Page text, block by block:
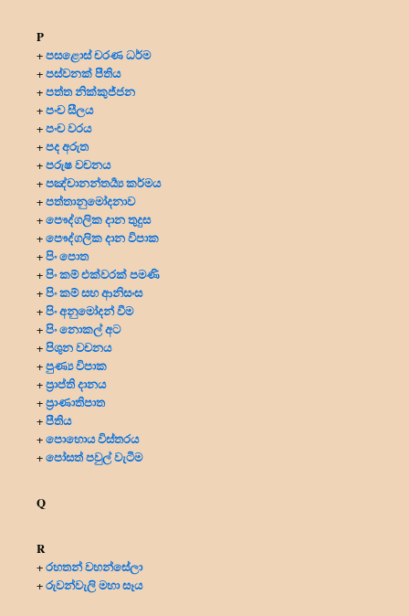
P
+පසළොස් චරණ ධර්ම
+පස්වනක් පීතිය
+පත්ත නික්කුජ්ජන
+පංච සීලය
+පංච වරය
+පද අරුත
+පරුෂ වචනය
+පඤ්චානන්තර්‍ය්‍ය කර්මය
+පත්තානුමෝදනාව
+පෞද්ගලික දානතුදුස
+පෞද්ගලික දාන විපාක
+පිං පොත
+පිං කම් එක්වරක් පමණි
+පිං කම් සහ ආනිසංස
+පිං අනුමෝදන් වීම
+පිං නොකල් අට
+පිශුන වචනය
+පුණ්‍ය විපාක
+ප්‍රාප්ති දානය
+ප්‍රාණාතිපාත
+පීතිය
+පොහොය විස්තරය
+පෝසත් පවුල් වැටීම
Q
R
+රහතන් වහන්සේලා
+රුවන්වැලි මහා සෑය